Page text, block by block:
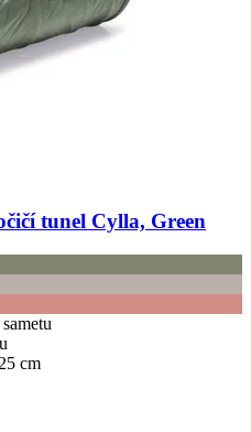
tunel Cylla, Green
cm